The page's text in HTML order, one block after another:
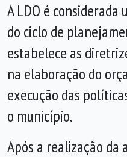
A LDO é
do ciclo de
estabelece as
na elaboração do
execução das
o município.
Após a realização da